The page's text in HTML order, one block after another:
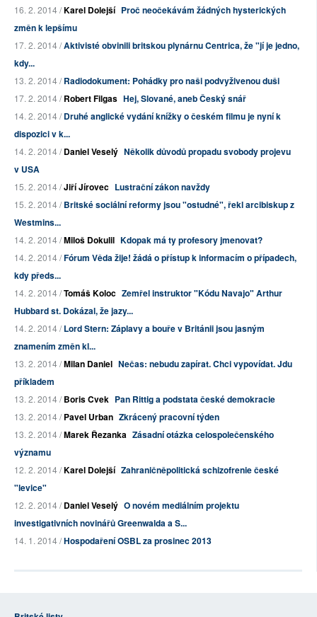
16. 2. 2014 /Karel Dolejší Proč neočekávám žádných hysterických
změn k lepšímu
17. 2. 2014 /Aktivisté obvinili britskou plynárnu Centrica, že "jí je jedno,
kdy...
13. 2. 2014 /Radiodokument: Pohádky pro naši podvyživenou duši
17. 2. 2014 /Robert Filgas Hej, Slované, aneb Český snář
14. 2. 2014 /Druhé anglické vydání knížky o českém filmu je nyní k
dispozici v k...
14. 2. 2014 /Daniel Veselý Několik důvodů propadu svobody projevu
v USA
15. 2. 2014 /Jiří Jírovec Lustrační zákon navždy
15. 2. 2014 /Britské sociální reformy jsou "ostudné", řekl arcibiskup z
Westmins...
14. 2. 2014 /Miloš Dokulil Kdopak má ty profesory jmenovat?
14. 2. 2014 /Fórum Věda žije! žádá o přístup k informacím o případech,
kdy předs...
14. 2. 2014 /Tomáš Koloc Zemřel instruktor "Kódu Navajo" Arthur
Hubbard st. Dokázal, že jazy...
14. 2. 2014 /Lord Stern: Záplavy a bouře v Británii jsou jasným
znamením změn kl...
13. 2. 2014 /Milan Daniel Nečas: nebudu zapírat. Chci vypovídat. Jdu
příkladem
13. 2. 2014 /Boris Cvek Pan Rittig a podstata české demokracie
13. 2. 2014 /Pavel Urban Zkrácený pracovní týden
13. 2. 2014 /Marek Řezanka Zásadní otázka celospolečenského
významu
12. 2. 2014 /Karel Dolejší Zahraničněpolitická schizofrenie české
"levice"
12. 2. 2014 /Daniel Veselý O novém mediálním projektu
investigativních novinářů Greenwalda a S...
14. 1. 2014 /Hospodaření OSBL za prosinec 2013